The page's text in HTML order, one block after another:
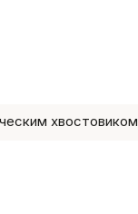
хвостовиком